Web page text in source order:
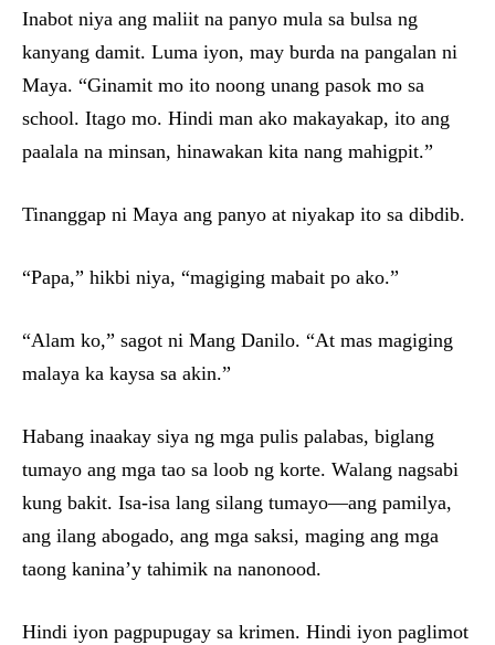
Inabot niya ang maliit na panyo mula sa bulsa ng
kanyang damit. Luma iyon, may burda na pangalan ni
Maya. “Ginamit mo ito noong unang pasok mo sa
school. Itago mo. Hindi man ako makayakap, ito ang
paalala na minsan, hinawakan kita nang mahigpit.”
Tinanggap ni Maya ang panyo at niyakap ito sa dibdib.
“Papa,” hikbi niya, “magiging mabait po ako.”
“Alam ko,” sagot ni Mang Danilo. “At mas magiging
malaya ka kaysa sa akin.”
Habang inaakay siya ng mga pulis palabas, biglang
tumayo ang mga tao sa loob ng korte. Walang nagsabi
kung bakit. Isa-isa lang silang tumayo—ang pamilya,
ang ilang abogado, ang mga saksi, maging ang mga
taong kanina’y tahimik na nanonood.
Hindi iyon pagpupugay sa krimen. Hindi iyon paglimot